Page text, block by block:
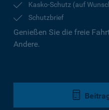
Kasko-Schutz (auf
Schutzbrief
Genießen Sie die freie
Andere.